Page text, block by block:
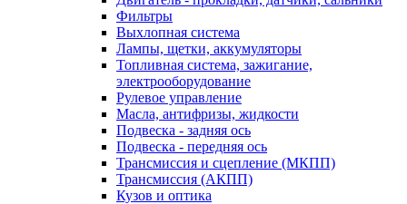
Фильтры
Выхлопная система
Лампы, щетки, аккумуляторы
Топливная система, зажигание,
электрооборудование
Рулевое управление
Масла, антифризы, жидкости
Подвеска - задняя ось
Подвеска - передняя ось
Трансмиссия и сцепление (МКПП)
Трансмиссия (АКПП)
Кузов и оптика